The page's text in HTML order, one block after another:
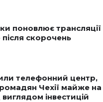
поновлює трансляції
скорочень
телефонний центр,
Чехії майже на
інвестицій